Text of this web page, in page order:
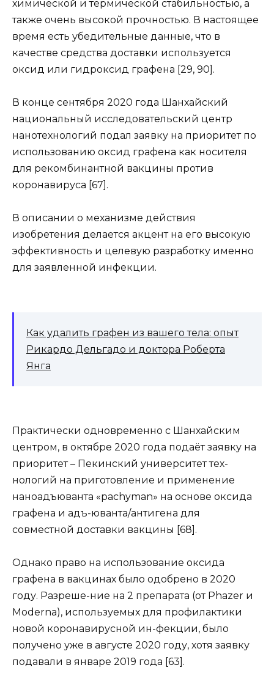
химической и термической стабильностью, а
также очень высокой прочностью. В настоящее
время есть убедительные данные, что в
качестве средства доставки используется
оксид или гидроксид графена [29, 90].
В конце сентября 2020 года Шанхайский
национальный исследовательский центр
нанотехнологий подал заявку на приоритет по
использованию оксид графена как носителя
для рекомбинантной вакцины против
коронавируса [67].
В описании о механизме действия
изобретения делается акцент на его высокую
эффективность и целевую разработку именно
для заявленной инфекции.
Как удалить графен из вашего тела: опыт
Рикардо Дельгадо и доктора Роберта
Янга
Практически одновременно с Шанхайским
центром, в октябре 2020 года подаёт заявку на
приоритет – Пекинский университет тех-
нологий на приготовление и применение
наноадъюванта «pachyman» на основе оксида
графена и адъ-юванта/антигена для
совместной доставки вакцины [68].
Однако право на использование оксида
графена в вакцинах было одобрено в 2020
году. Разреше-ние на 2 препарата (от Phazer и
Moderna), используемых для профилактики
новой коронавирусной ин-фекции, было
получено уже в августе 2020 году, хотя заявку
подавали в январе 2019 года [63].